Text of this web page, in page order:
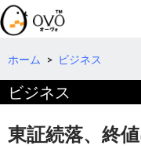
検
索
コ
テ
へ
移
動
ホーム > ビジネス
ビジネス
東証続落、終